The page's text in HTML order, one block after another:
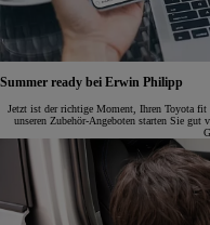
Summer ready bei Erwin Philipp
Jetzt ist der richtige Moment, Ihren Toyota
unseren Zubehör-Angeboten starten Sie